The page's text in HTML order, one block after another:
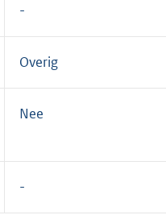
Overig
Nee